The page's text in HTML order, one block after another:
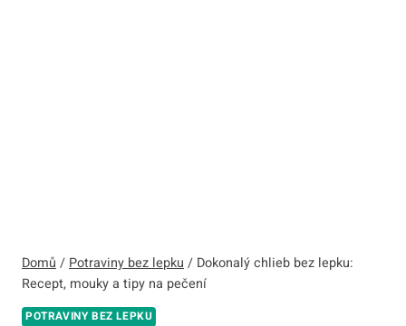
Domů / Potraviny bez lepku / Dokonalý chlieb bez lepku:
Recept, mouky a tipy na pečení
POTRAVINY BEZ LEPKU